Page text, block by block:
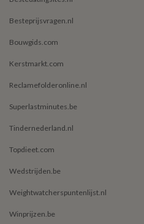
Besteprijsvragen.nl
Bouwgids.com
Kerstmarkt.com
Reclamefolderonline.nl
Superlastminutes.be
Tindernederland.nl
Topdieet.com
Wedstrijden.be
Weightwatcherspuntenlijst.nl
Winprijzen.be